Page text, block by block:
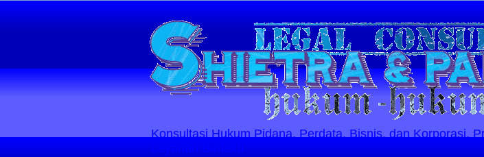
Konsultasi Hukum Pidana, Perdata, Bisnis, dan Korporasi.
Layanan Berlaku